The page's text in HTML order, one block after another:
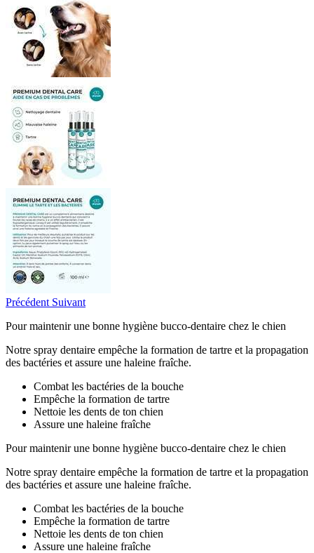
Précédent Suivant
Pour maintenir une bonne hygiène bucco-dentaire chez le chien
Notre spray dentaire empêche la formation de tartre et la propagation
des bactéries et assure une haleine fraîche.
Combat les bactéries de la bouche
Empêche la formation de tartre
Nettoie les dents de ton chien
Assure une haleine fraîche
Pour maintenir une bonne hygiène bucco-dentaire chez le chien
Notre spray dentaire empêche la formation de tartre et la propagation
des bactéries et assure une haleine fraîche.
Combat les bactéries de la bouche
Empêche la formation de tartre
Nettoie les dents de ton chien
Assure une haleine fraîche